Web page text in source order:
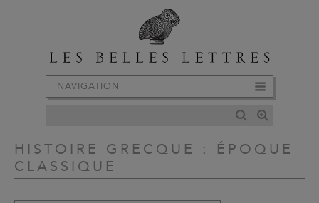
NAVIGATION
HISTOIRE GRECQUE : ÉPOQUE
CLASSIQUE